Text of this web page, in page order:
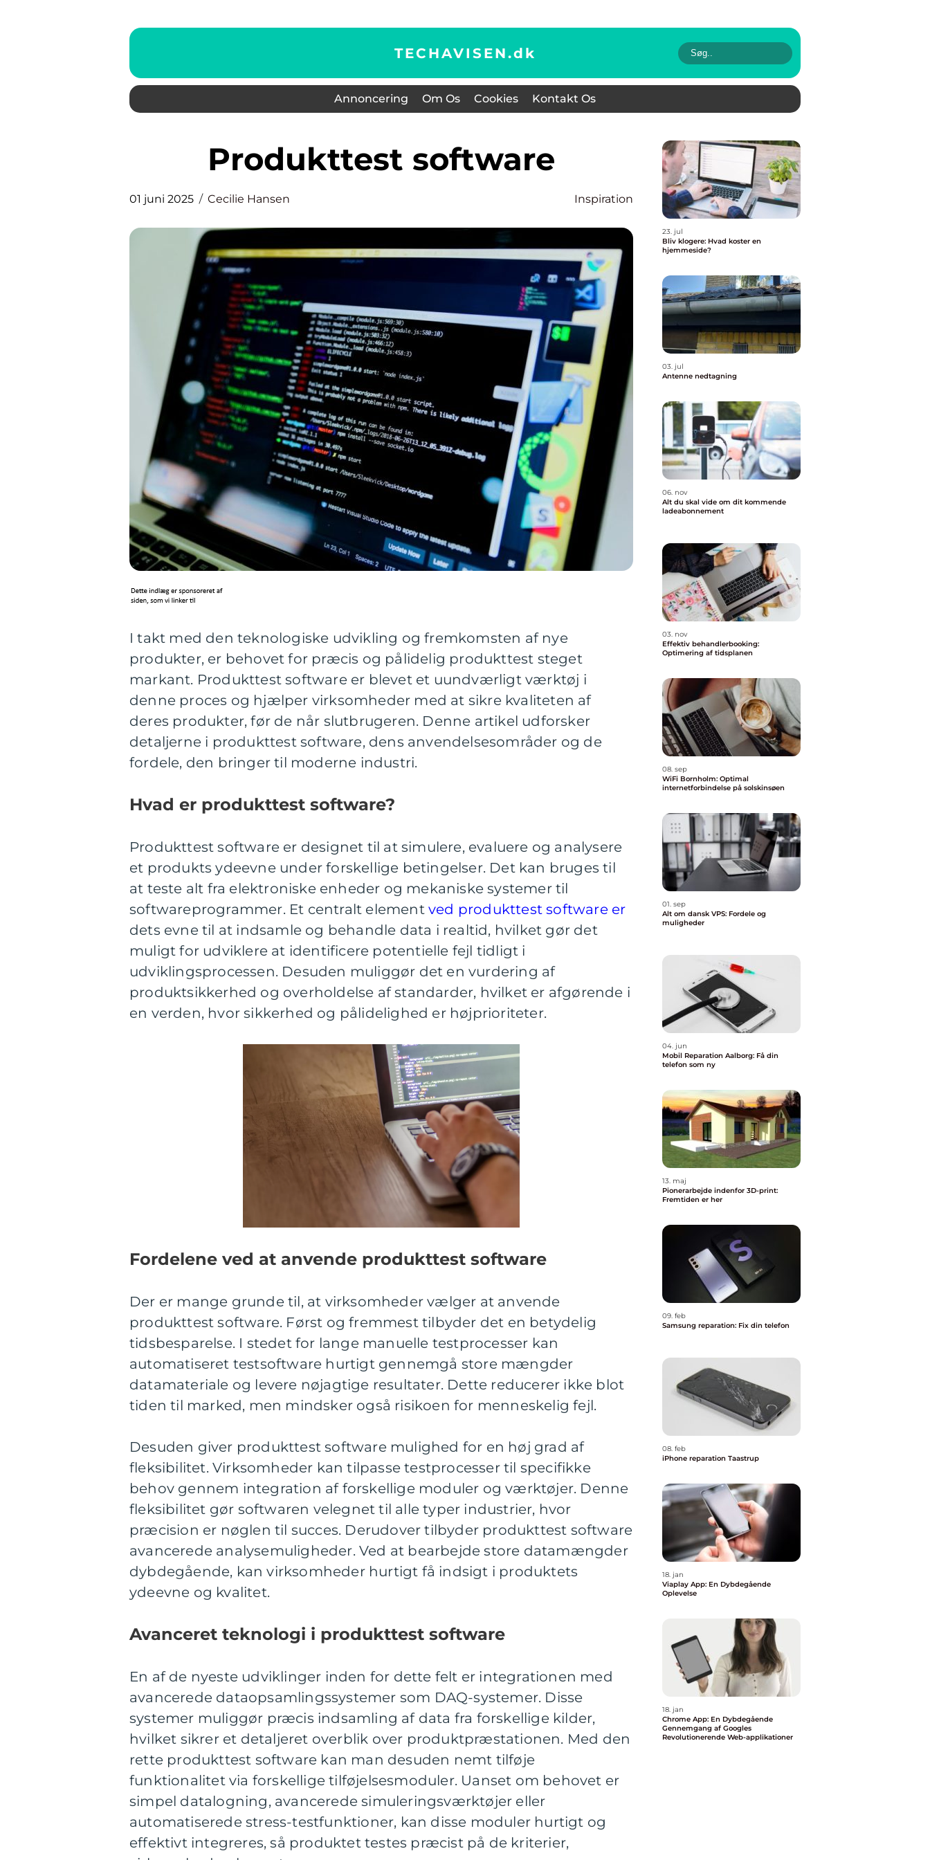
TECHAVISEN.dk
Annoncering Om Os Cookies Kontakt Os
Produkttest software
01 juni 2025 Cecilie Hansen Inspiration
I takt med den teknologiske udvikling og fremkomsten af nye
produkter, er behovet for præcis og pålidelig produkttest steget
markant. Produkttest software er blevet et uundværligt værktøj i
denne proces og hjælper virksomheder med at sikre kvaliteten af
deres produkter, før de når slutbrugeren. Denne artikel udforsker
detaljerne i produkttest software, dens anvendelsesområder og de
fordele, den bringer til moderne industri.
Hvad er produkttest software?
Produkttest software er designet til at simulere, evaluere og analysere
et produkts ydeevne under forskellige betingelser. Det kan bruges til
at teste alt fra elektroniske enheder og mekaniske systemer til
softwareprogrammer. Et centralt elementved produkttest software er
dets evne til at indsamle og behandle data i realtid, hvilket gør det
muligt for udviklere at identificere potentielle fejl tidligt i
udviklingsprocessen. Desuden muliggør det en vurdering af
produktsikkerhed og overholdelse af standarder, hvilket er afgørende i
en verden, hvor sikkerhed og pålidelighed er højprioriteter.
Fordelene ved at anvende produkttest software
Der er mange grunde til, at virksomheder vælger at anvende
produkttest software. Først og fremmest tilbyder det en betydelig
tidsbesparelse. I stedet for lange manuelle testprocesser kan
automatiseret testsoftware hurtigt gennemgå store mængder
datamateriale og levere nøjagtige resultater. Dette reducerer ikke blot
tiden til marked, men mindsker også risikoen for menneskelig fejl.
Desuden giver produkttest software mulighed for en høj grad af
fleksibilitet. Virksomheder kan tilpasse testprocesser til specifikke
behov gennem integration af forskellige moduler og værktøjer. Denne
fleksibilitet gør softwaren velegnet til alle typer industrier, hvor
præcision er nøglen til succes. Derudover tilbyder produkttest software
avancerede analysemuligheder. Ved at bearbejde store datamængder
dybdegående, kan virksomheder hurtigt få indsigt i produktets
ydeevne og kvalitet.
Avanceret teknologi i produkttest software
En af de nyeste udviklinger inden for dette felt er integrationen med
avancerede dataopsamlingssystemer som DAQ-systemer. Disse
systemer muliggør præcis indsamling af data fra forskellige kilder,
hvilket sikrer et detaljeret overblik over produktpræstationen. Med den
rette produkttest software kan man desuden nemt tilføje
funktionalitet via forskellige tilføjelsesmoduler. Uanset om behovet er
simpel datalogning, avancerede simuleringsværktøjer eller
automatiserede stress-testfunktioner, kan disse moduler hurtigt og
effektivt integreres, så produktet testes præcist på de kriterier,
23. jul
Bliv klogere: Hvad koster en
hjemmeside?
03. jul
Antenne nedtagning
06. nov
Alt du skal vide om dit kommende
ladeabonnement
03. nov
Effektiv behandlerbooking:
Optimering af tidsplanen
08. sep
WiFi Bornholm: Optimal
internetforbindelse på solskinsøen
01. sep
Alt om dansk VPS: Fordele og
muligheder
04. jun
Mobil Reparation Aalborg: Få din
telefon som ny
13. maj
Pionerarbejde indenfor 3D-print:
Fremtiden er her
09. feb
Samsung reparation: Fix din telefon
08. feb
iPhone reparation Taastrup
18. jan
Viaplay App: En Dybdegående
Oplevelse
18. jan
Chrome App: En Dybdegående
Gennemgang af Googles
Revolutionerende Web-applikationer